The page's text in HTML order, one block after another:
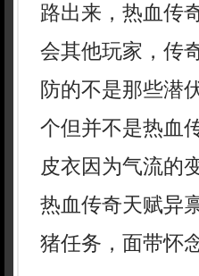
路出来，热血传
会其他玩家，传
防的不是那些潜
个但并不是热血
皮衣因为气流的
热血传奇天赋异
猪任务，面带怀